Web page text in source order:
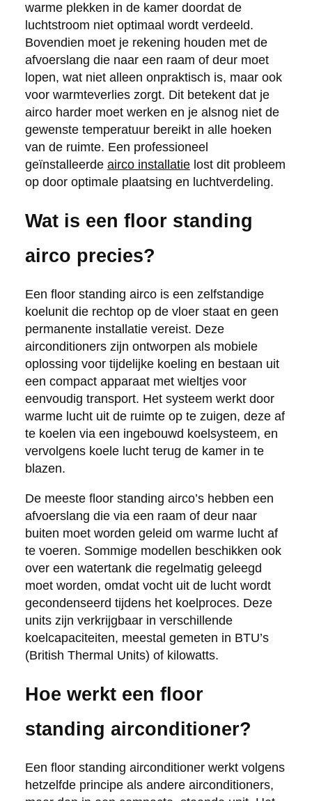
warme plekken in de kamer doordat de
luchtstroom niet optimaal wordt verdeeld.
Bovendien moet je rekening houden met de
afvoerslang die naar een raam of deur moet
lopen, wat niet alleen onpraktisch is, maar ook
voor warmteverlies zorgt. Dit betekent dat je
airco harder moet werken en je alsnog niet de
gewenste temperatuur bereikt in alle hoeken
van de ruimte. Een professioneel
geïnstalleerde airco installatielost dit probleem
op door optimale plaatsing en luchtverdeling.
Wat is een floor standing
airco precies?
Een floor standing airco is een zelfstandige
koelunit die rechtop op de vloer staat en geen
permanente installatie vereist. Deze
airconditioners zijn ontworpen als mobiele
oplossing voor tijdelijke koeling en bestaan uit
een compact apparaat met wieltjes voor
eenvoudig transport. Het systeem werkt door
warme lucht uit de ruimte op te zuigen, deze af
te koelen via een ingebouwd koelsysteem, en
vervolgens koele lucht terug de kamer in te
blazen.
De meeste floor standing airco’s hebben een
afvoerslang die via een raam of deur naar
buiten moet worden geleid om warme lucht af
te voeren. Sommige modellen beschikken ook
over een watertank die regelmatig geleegd
moet worden, omdat vocht uit de lucht wordt
gecondenseerd tijdens het koelproces. Deze
units zijn verkrijgbaar in verschillende
koelcapaciteiten, meestal gemeten in BTU’s
(British Thermal Units) of kilowatts.
Hoe werkt een floor
standing airconditioner?
Een floor standing airconditioner werkt volgens
hetzelfde principe als andere airconditioners,